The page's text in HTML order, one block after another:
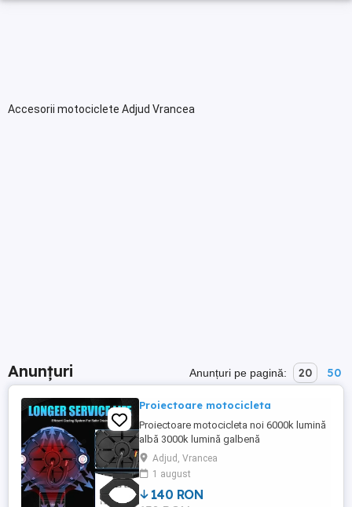
Accesorii motociclete Adjud Vrancea
Anunțuri Anunțuri pe pagină: 20 50
Proiectoare motocicleta
Proiectoare motocicleta noi 6000k lumină
albă 3000k lumină galbenă
Adjud, Vrancea
1 august
140 RON